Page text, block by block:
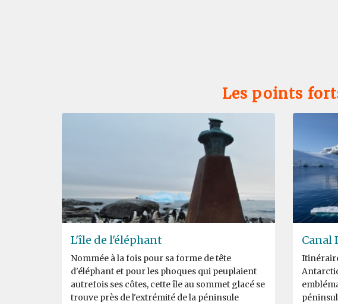
Les points
L'île de l'éléphant
Nommée à la fois pour sa forme de tête
d'éléphant et pour les phoques qui peuplaient
autrefois ses côtes, cette île au sommet glacé se
trouve près de l'extrémité de la péninsule
Canal